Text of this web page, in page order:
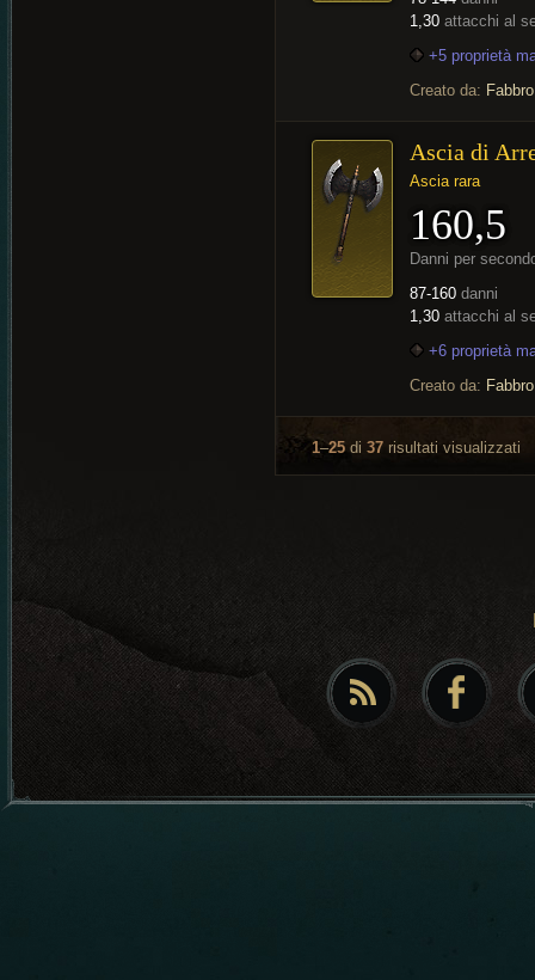
1,30 attacchi al
+5 proprietà
Creato da: Fabbro
Ascia di
Ascia rara
160,5
Danni per
87-160 danni
1,30 attacchi al
+6 proprietà
Creato da: Fabbro
1–25di 37 risultati visualizzati